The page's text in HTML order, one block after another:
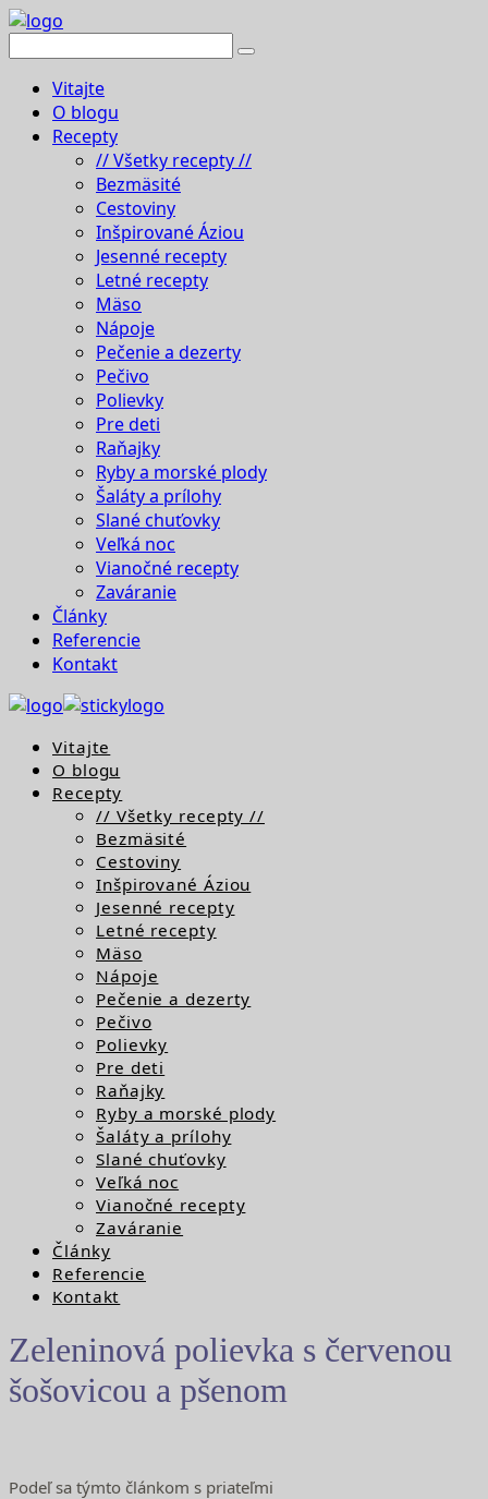
Vitajte
O blogu
Recepty
// Všetky recepty //
Bezmäsité
Cestoviny
Inšpirované Áziou
Jesenné recepty
Letné recepty
Mäso
Nápoje
Pečenie a dezerty
Pečivo
Polievky
Pre deti
Raňajky
Ryby a morské plody
Šaláty a prílohy
Slané chuťovky
Veľká noc
Vianočné recepty
Zaváranie
Články
Referencie
Kontakt
Vitajte
O blogu
Recepty
// Všetky recepty //
Bezmäsité
Cestoviny
Inšpirované Áziou
Jesenné recepty
Letné recepty
Mäso
Nápoje
Pečenie a dezerty
Pečivo
Polievky
Pre deti
Raňajky
Ryby a morské plody
Šaláty a prílohy
Slané chuťovky
Veľká noc
Vianočné recepty
Zaváranie
Články
Referencie
Kontakt
Zeleninová polievka s červenou
šošovicou a pšenom
Podeľ sa týmto článkom s priateľmi